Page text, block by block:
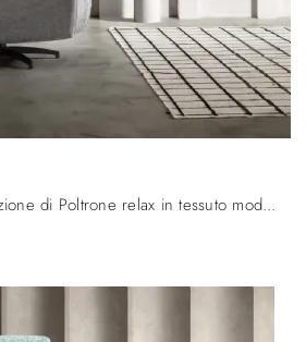
Scopri la nostra collezione di Poltrone relax in tessuto moderne: scegli il modello Gaspy Relax di Samoa con movimento relax.